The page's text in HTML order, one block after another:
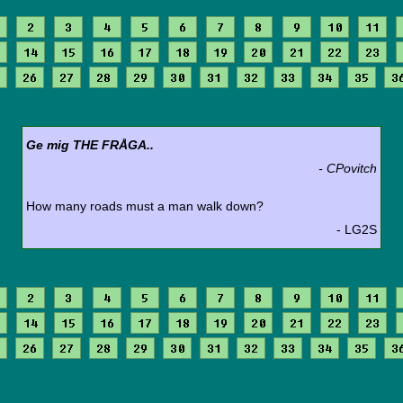
2 3 4 5 6 7 8 9 10 11
14 15 16 17 18 19 20 21 22 23
26 27 28 29 30 31 32 33 34 35
Ge mig THE FRÅGA..
- CPovitch
How many roads must a man walk down?
- LG2S
2 3 4 5 6 7 8 9 10 11
14 15 16 17 18 19 20 21 22 23
26 27 28 29 30 31 32 33 34 35